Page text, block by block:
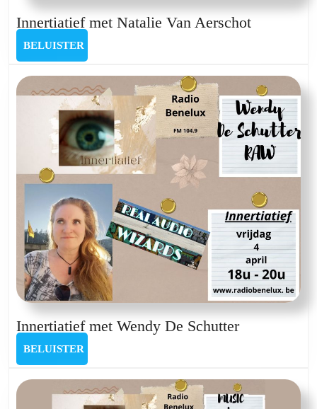
Innertiatief met Natalie Van Aerschot
Van
Aerschot
BELUISTER
Innertiatief met Wendy De SchutterInnertiatief
De
Schutter
BELUISTER